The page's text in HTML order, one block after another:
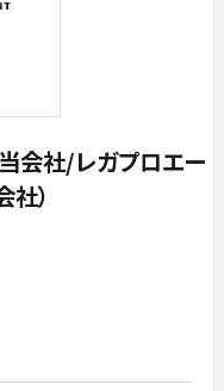
会社/レガプロエー
）